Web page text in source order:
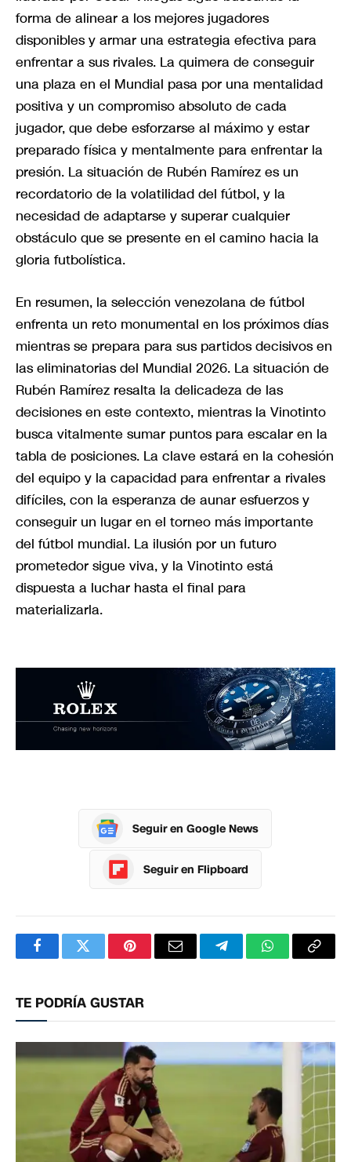
forma de alinear a los mejores jugadores
disponibles y armar una estrategia efectiva para
enfrentar a sus rivales. La quimera de conseguir
una plaza en el Mundial pasa por una mentalidad
positiva y un compromiso absoluto de cada
jugador, que debe esforzarse al máximo y estar
preparado física y mentalmente para enfrentar la
presión. La situación de Rubén Ramírez es un
recordatorio de la volatilidad del fútbol, y la
necesidad de adaptarse y superar cualquier
obstáculo que se presente en el camino hacia la
gloria futbolística.
En resumen, la selección venezolana de fútbol
enfrenta un reto monumental en los próximos días
mientras se prepara para sus partidos decisivos en
las eliminatorias del Mundial 2026. La situación de
Rubén Ramírez resalta la delicadeza de las
decisiones en este contexto, mientras la Vinotinto
busca vitalmente sumar puntos para escalar en la
tabla de posiciones. La clave estará en la cohesión
del equipo y la capacidad para enfrentar a rivales
difíciles, con la esperanza de aunar esfuerzos y
conseguir un lugar en el torneo más importante
del fútbol mundial. La ilusión por un futuro
prometedor sigue viva, y la Vinotinto está
dispuesta a luchar hasta el final para
materializarla.
Seguir en Google News
Seguir en Flipboard
FacebookTwitterPinterestCorreoTelegramWhatsApp
TE PODRÍA GUSTAR